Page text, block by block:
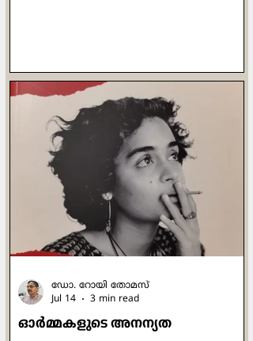
ജീവിതത്തിന് സ്വപ്നം കാണാന്‍
കഴിയുന്ന ഉന്നത സ്ഥലമാണ് ആ
വാക്കുകള്‍. എന്തെങ്കിലുമൊക്കെ
ചെയ്തു പൂര്‍ത്തിയാക്കുക,
നേടിയെടുക്കുക, സമ്പാദിക്കുക,
അവശേഷിപ്പിക്കുക എന്നിവയൊക്കെ
മനുഷ്യ സഹജമായ അടിസ്ഥാന
ചോദനയാണ്. മാനുഷികമായി
നോക്കുമ്പോള്‍ എന്താണ് ഈശോ
നേടിയത
ഓര്‍മ്മകളുടെ അനന്യത
ഡോ. റോയി തോമസ്
Jul 14
3 min read